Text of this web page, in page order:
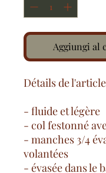
Aggiungi al
Détails de
- fluide et légère
- col festonné
- manches 3/4
volantées
- évasée dans le